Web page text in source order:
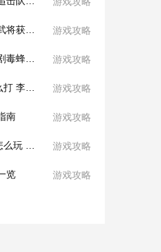
游戏攻略
游戏攻略
游戏攻略
南 游戏攻略
游戏攻略
览 游戏攻略